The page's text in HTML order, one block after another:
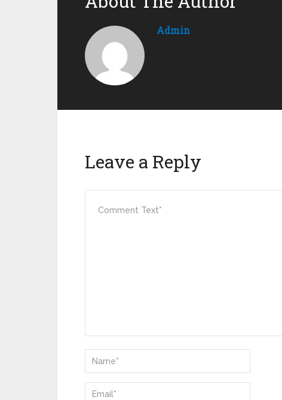
Admin
Leave a Reply